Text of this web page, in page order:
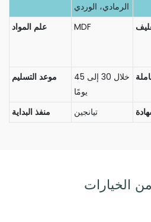
الرمادي، الوردي
علم المواد MDF
موعد التسليم
خلال 30 إلى 45
يومًا
منفذ البداية
تيانجين
الخيارات